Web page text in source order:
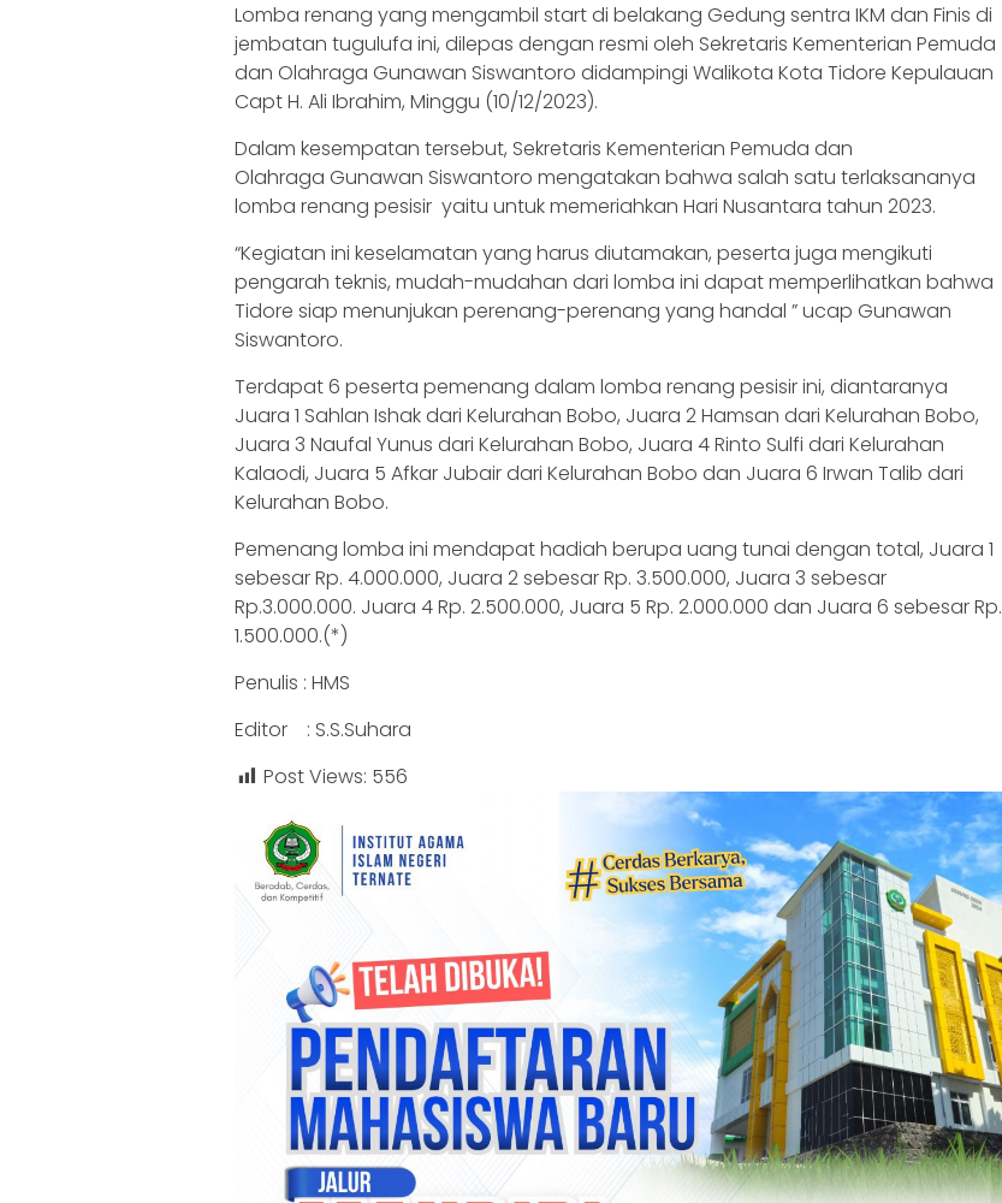
Lomba renang yang mengambil start di belakang Gedung sentra IKM dan Finis di
jembatan tugulufa ini, dilepas dengan resmi oleh Sekretaris Kementerian Pemuda
dan Olahraga Gunawan Siswantoro didampingi Walikota Kota Tidore Kepulauan
Capt H. Ali Ibrahim, Minggu (10/12/2023).
Dalam kesempatan tersebut, Sekretaris Kementerian Pemuda dan
Olahraga Gunawan Siswantoro mengatakan bahwa salah satu terlaksananya
lomba renang pesisir yaitu untuk memeriahkan Hari Nusantara tahun 2023.
“Kegiatan ini keselamatan yang harus diutamakan, peserta juga mengikuti
pengarah teknis, mudah-mudahan dari lomba ini dapat memperlihatkan bahwa
Tidore siap menunjukan perenang-perenang yang handal ” ucap Gunawan
Siswantoro.
Terdapat 6 peserta pemenang dalam lomba renang pesisir ini, diantaranya
Juara 1 Sahlan Ishak dari Kelurahan Bobo, Juara 2 Hamsan dari Kelurahan Bobo,
Juara 3 Naufal Yunus dari Kelurahan Bobo, Juara 4 Rinto Sulfi dari Kelurahan
Kalaodi, Juara 5 Afkar Jubair dari Kelurahan Bobo dan Juara 6 Irwan Talib dari
Kelurahan Bobo.
Pemenang lomba ini mendapat hadiah berupa uang tunai dengan total, Juara 1
sebesar Rp. 4.000.000, Juara 2 sebesar Rp. 3.500.000, Juara 3 sebesar
Rp.3.000.000. Juara 4 Rp. 2.500.000, Juara 5 Rp. 2.000.000 dan Juara 6 sebesar Rp.
1.500.000.(*)
Penulis : HMS
Editor : S.S.Suhara
Post Views: 556